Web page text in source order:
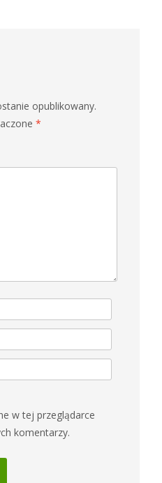
opublikowany.
*
w tej przeglądarce
komentarzy.